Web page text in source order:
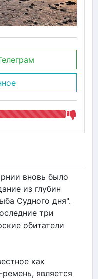
вновь было
из глубин
Судного дня".
три
обитатели
как
является